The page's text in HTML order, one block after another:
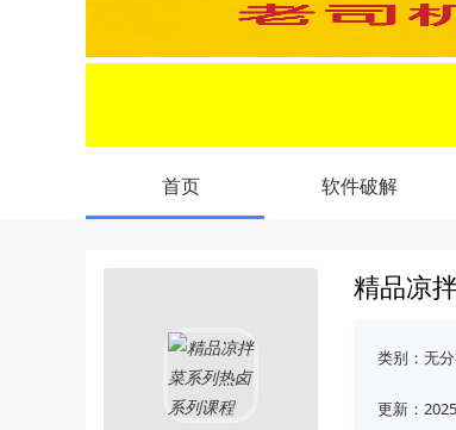
首页 软件破解
精品凉
类别： 无
更新：